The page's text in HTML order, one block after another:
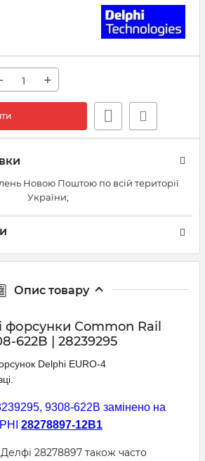
+
Новою Поштою по всій території
України;
Опис товару
Common Rail
622B | 28239295
Delphi EURO-4
9308-622B замінено на
28278897-12B1
28278897 також часто